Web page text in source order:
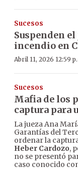
Sucesos
Suspenden
incendio en
Abril 11, 2026 12:59
Sucesos
Mafia de los
captura para
La jueza Ana
Garantías del
ordenar la
Heber Cardozo,
no se presentó
caso conocido